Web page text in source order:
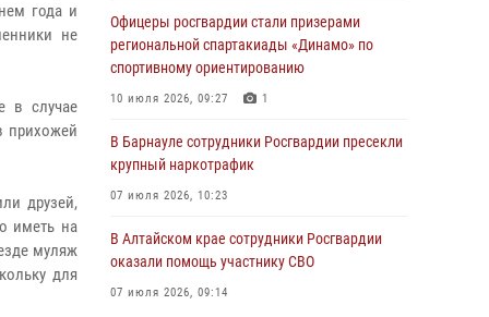
года и
не
в случае
прихожей
друзей,
иметь на
муляж
для
Офицеры росгвардии стали призерами
региональной спартакиады «Динамо» по
спортивному ориентированию
10 июля 2026, 09:27 1
В Барнауле сотрудники Росгвардии пресекли
крупный наркотрафик
07 июля 2026, 10:23
В Алтайском крае сотрудники Росгвардии
оказали помощь участнику СВО
07 июля 2026, 09:14